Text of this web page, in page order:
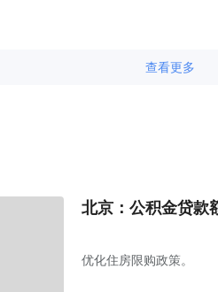
查看更多
北京：公积金贷款
优化住房限购政策。